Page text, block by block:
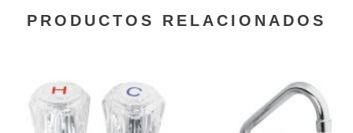
PRODUCTOS RELACIONADOS